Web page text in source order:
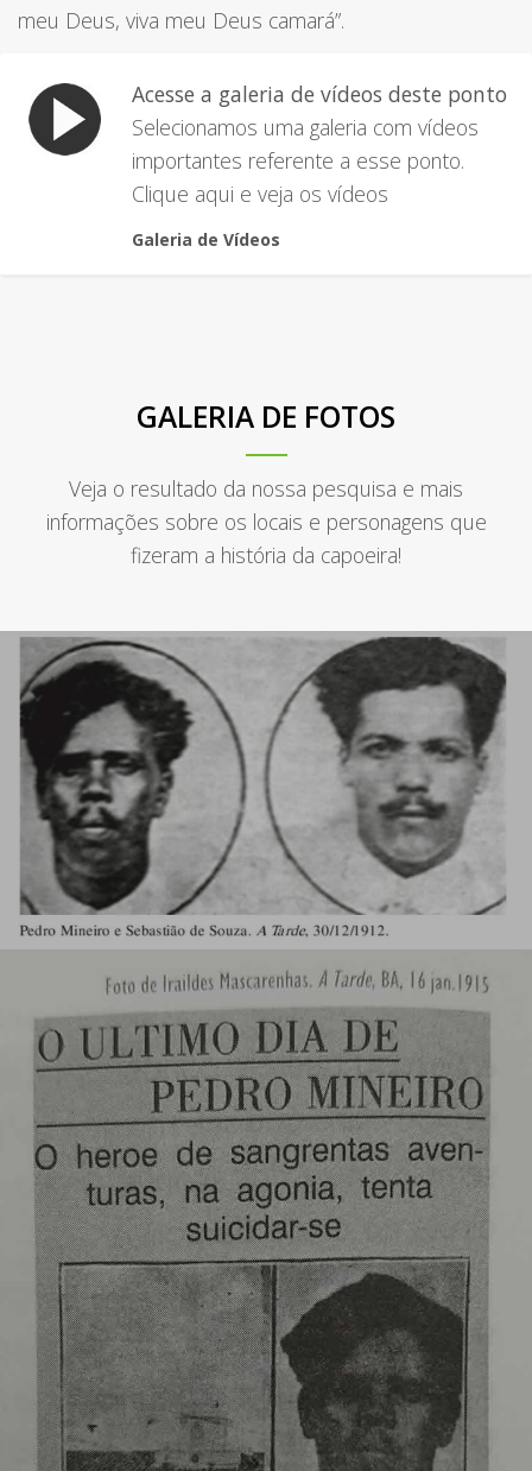
meu Deus, viva meu Deus camará”.
Acesse a galeria de vídeos deste ponto
Selecionamos uma galeria com vídeos
importantes referente a esse ponto.
Clique aqui e veja os vídeos
Galeria de Vídeos
GALERIA DE FOTOS
Veja o resultado da nossa pesquisa e mais
informações sobre os locais e personagens que
fizeram a história da capoeira!